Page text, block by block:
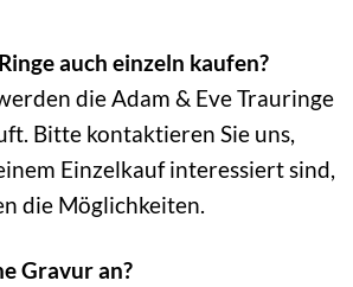
auch einzeln kaufen?
die Adam & Eve Trauringe
Bitte kontaktieren Sie uns,
Einzelkauf interessiert sind,
die Möglichkeiten.
Gravur an?